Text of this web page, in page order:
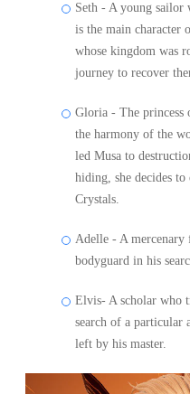
Seth - A young
is the main character
whose kingdom was
journey to recover
Gloria - The princess
the harmony of the
led Musa to
hiding, she decides
Crystals.
Adelle - A
bodyguard in his
Elvis- A scholar who
search of a particular
left by his master.